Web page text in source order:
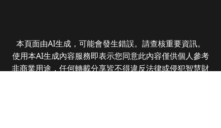
本頁面由AI生成，可能會發生錯誤。請查核重要資訊。
使用本AI生成內容服務即表示您同意此內容僅供個人參考
非商業用途，任何轉載分享皆不得違反法律或侵犯智慧財